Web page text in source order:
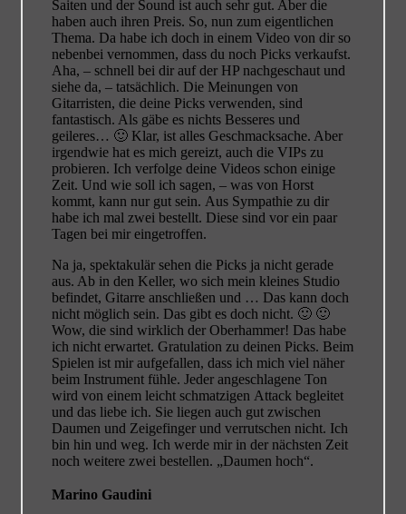
Saiten und der Sound ist auch sehr gut. Aber die
haben auch ihren Preis. So, nun zum eigentlichen
Thema. Da habe ich doch in einem Video von dir so
nebenbei vernommen, dass du noch Picks verkaufst.
Aha, – schnell bei dir auf der HP nachgeschaut und
siehe da, – tatsächlich. Die Meinungen von
Gitarristen, die deine Picks verwenden, sind
fantastisch. Als gäbe es nichts Besseres und
geileres… 🙂 Klar, ist alles Geschmacksache. Aber
irgendwie hat es mich gereizt, auch die VIPs zu
probieren. Ich verfolge deine Videos schon einige
Zeit. Und wie soll ich sagen, – was von Horst
kommt, kann nur gut sein. Aus Sympathie zu dir
habe ich mal zwei bestellt. Diese sind vor ein paar
Tagen bei mir eingetroffen.
Na ja, spektakulär sehen die Picks ja nicht gerade
aus. Ab in den Keller, wo sich mein kleines Studio
befindet, Gitarre anschließen und … Das kann doch
nicht möglich sein. Das gibt es doch nicht. 🙂 🙂
Wow, die sind wirklich der Oberhammer! Das habe
ich nicht erwartet. Gratulation zu deinen Picks. Beim
Spielen ist mir aufgefallen, dass ich mich viel näher
beim Instrument fühle. Jeder angeschlagene Ton
wird von einem leicht schmatzigen Attack begleitet
und das liebe ich. Sie liegen auch gut zwischen
Daumen und Zeigefinger und verrutschen nicht. Ich
bin hin und weg. Ich werde mir in der nächsten Zeit
noch weitere zwei bestellen. „Daumen hoch“.
Marino Gaudini